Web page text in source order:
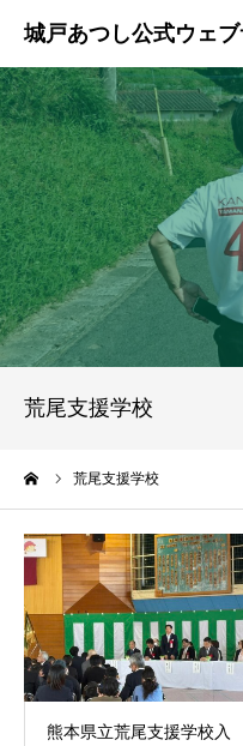
荒尾支援学校
荒尾支援学校
熊本県立荒尾支援学校入
ホーム
ご挨拶
プロフィール
政策
ブログ
事務所案内